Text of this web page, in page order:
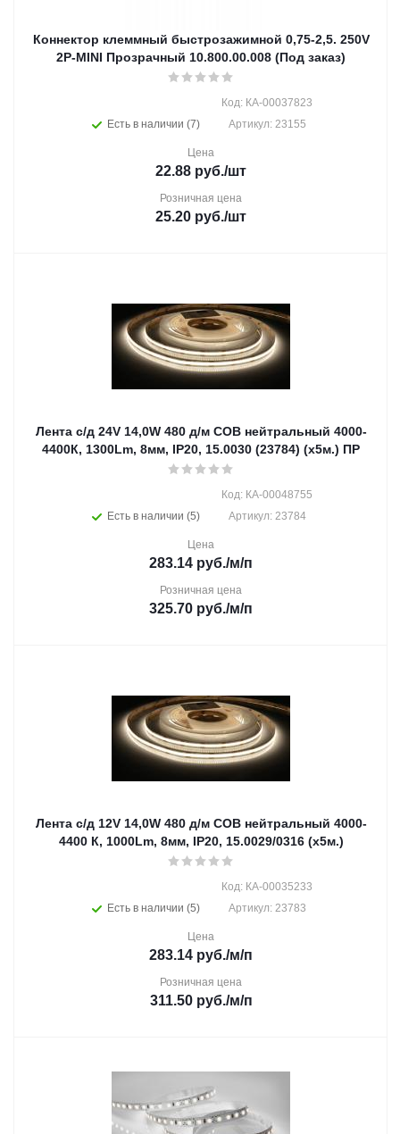
Коннектор клеммный быстрозажимной 0,75-2,5. 250V
2P-MINI Прозрачный 10.800.00.008 (Под заказ)
Есть в наличии (7)
Код: КА-00037823
Артикул: 23155
Цена
22.88 руб./шт
Розничная цена
25.20 руб./шт
Лента с/д 24V 14,0W 480 д/м СОВ нейтральный 4000-
4400К, 1300Lm, 8мм, IP20, 15.0030 (23784) (х5м.) ПР
Есть в наличии (5)
Код: КА-00048755
Артикул: 23784
Цена
283.14 руб./м/п
Розничная цена
325.70 руб./м/п
Лента с/д 12V 14,0W 480 д/м СОВ нейтральный 4000-
4400 К, 1000Lm, 8мм, IP20, 15.0029/0316 (х5м.)
Есть в наличии (5)
Код: КА-00035233
Артикул: 23783
Цена
283.14 руб./м/п
Розничная цена
311.50руб./м/п